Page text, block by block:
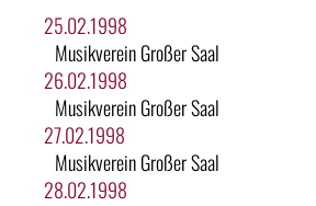
25.02.1998
Musikverein Großer Saal
26.02.1998
Musikverein Großer Saal
27.02.1998
Musikverein Großer Saal
28.02.1998